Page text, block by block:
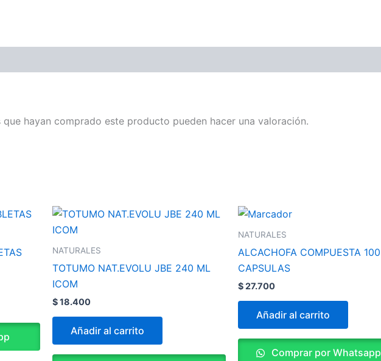
hayan comprado este producto pueden hacer una valoración.
NATURALES
TOTUMO NAT.EVOLU JBE 240 ML
ICOM
$18.400
Añadir al carrito
NATURALES
ALCACHOFA COMPUESTA 100
CAPSULAS
$27.700
Añadir al carrito
Comprar por Whatsapp